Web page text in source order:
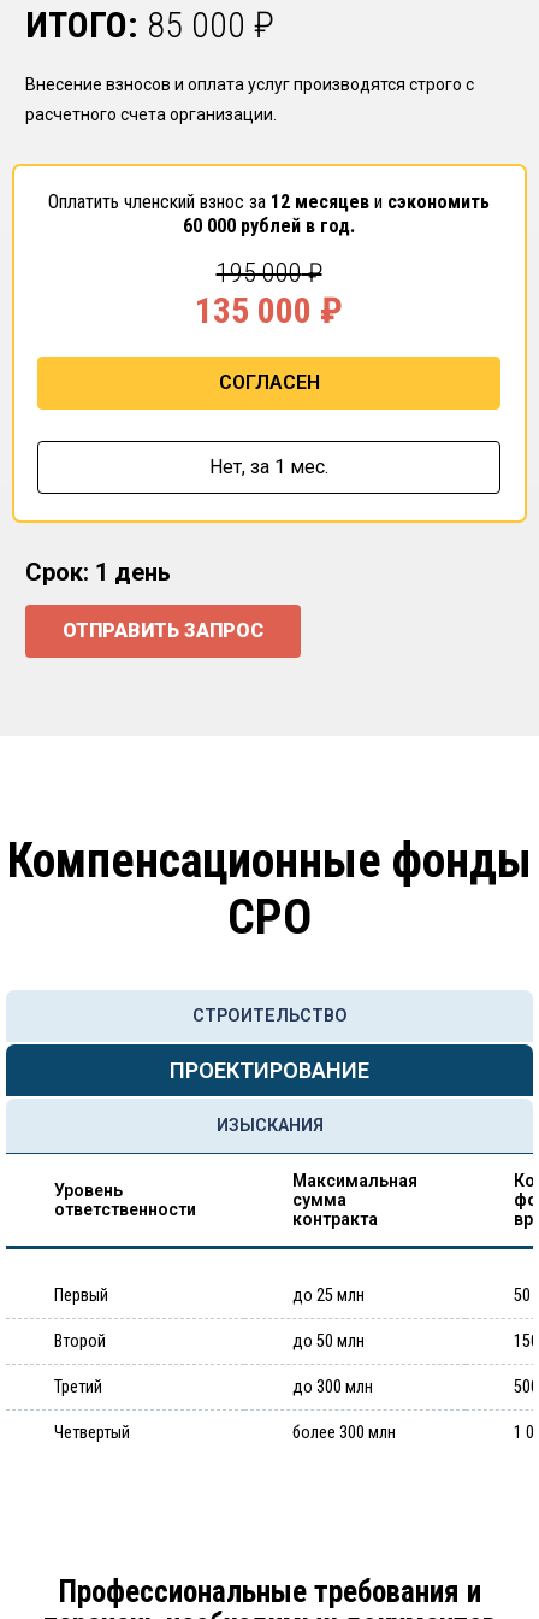
ИТОГО: 85 000 ₽
Внесение взносов и оплата услуг производятся строго с
расчетного счета организации.
Оплатить членский взнос за 12 месяцев и сэкономить
60 000 рублей в год.
195 000₽
135 000 ₽
СОГЛАСЕН
Нет, за 1 мес.
Срок: 1 день
ОТПРАВИТЬ ЗАПРОС
Компенсационные фонды
СРО
СТРОИТЕЛЬСТВО
ПРОЕКТИРОВАНИЕ
ИЗЫСКАНИЯ
Уровень
ответственности
Максимальная
сумма
контракта
Первый до 25 млн 50
Второй до 50 млн
Третий до 300 млн
Четвертый более 300 млн 1
Профессиональные требования и